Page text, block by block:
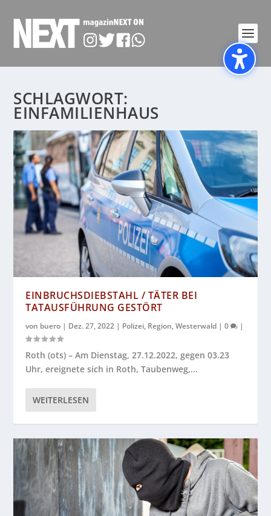
SCHLAGWORT:
EINFAMILIENHAUS
EINBRUCHSDIEBSTAHL / TÄTER BEI
TATAUSFÜHRUNG GESTÖRT
von buero | Dez. 27, 2022 | Polizei, Region,Westerwald |0 |
Roth (ots) – Am Dienstag, 27.12.2022, gegen 03.23
Uhr, ereignete sich in Roth, Taubenweg,...
WEITERLESEN